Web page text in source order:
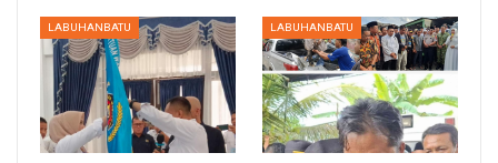
LABUHANBATU LABUHANBATU